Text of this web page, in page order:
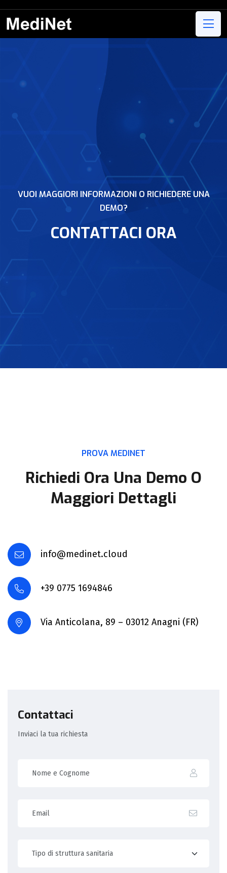
VUOI MAGGIORI INFORMAZIONI O RICHIEDERE UNA
DEMO?
CONTATTACI ORA
PROVA MEDINET
Richiedi Ora Una Demo O
Maggiori Dettagli
info@medinet.cloud
+39 0775 1694846
Via Anticolana, 89 – 03012 Anagni (FR)
Contattaci
Inviaci la tua richiesta